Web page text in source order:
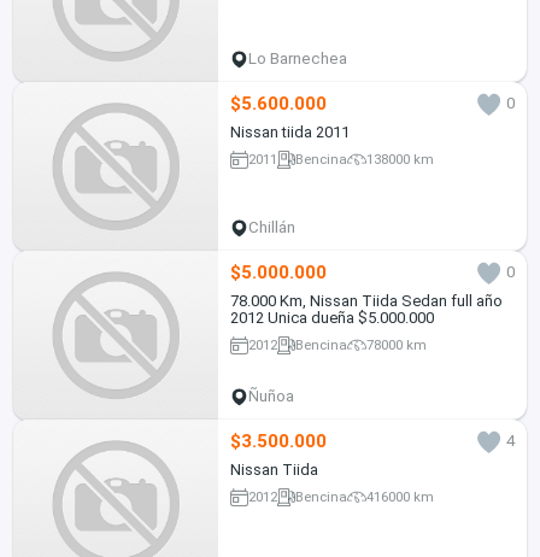
Lo Barnechea
$5.600.000
0
Nissan tiida 2011
2011 Bencina 138000 km
Chillán
$5.000.000
0
78.000 Km, Nissan Tiida Sedan full año
2012 Unica dueña $5.000.000
2012 Bencina 78000 km
Ñuñoa
$3.500.000
4
Nissan Tiida
2012 Bencina 416000 km